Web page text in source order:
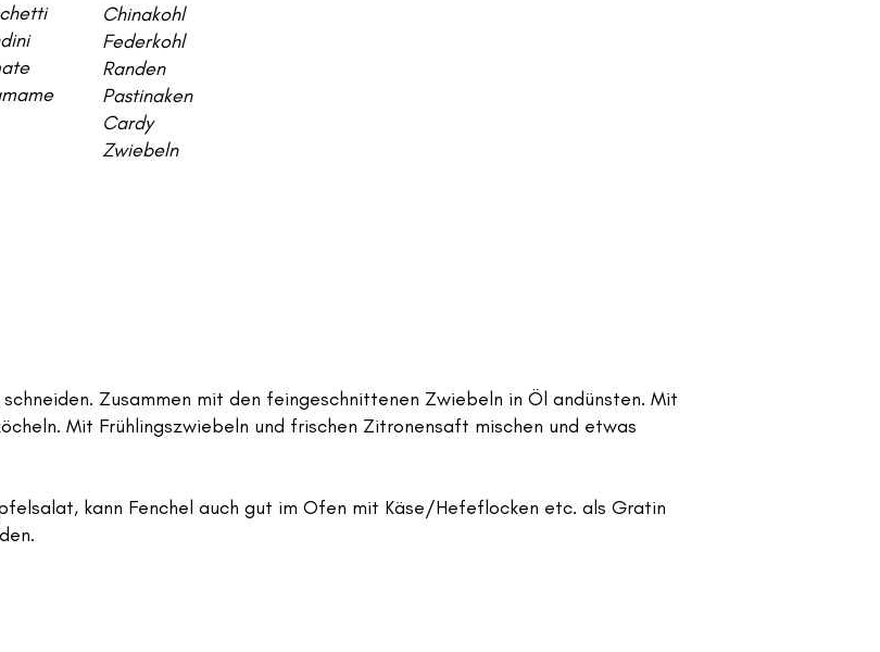
Chinakohl
Federkohl
Randen
Pastinaken
Cardy
Zwiebeln
Zusammen mit den feingeschnittenen Zwiebeln in Öl andünsten. Mit
Mit Frühlingszwiebeln und frischen Zitronensaft mischen und etwas
kann Fenchel auch gut im Ofen mit Käse/Hefeflocken etc. als Gratin